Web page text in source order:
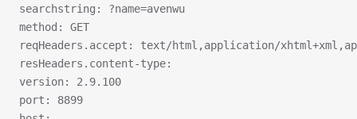
searchstring: ?name=avenwu
method: GET
reqHeaders.accept: text/html,application/
resHeaders.content-type:
version: 2.9.100
port: 8899